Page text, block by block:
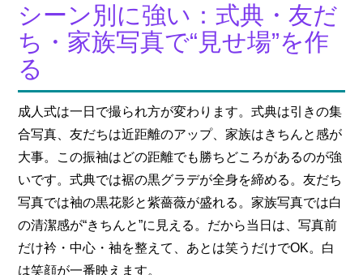
シーン別に強い：式典・友だ
ち・家族写真で“見せ場”を作
る
成人式は一日で撮られ方が変わります。式典は引きの集
合写真、友だちは近距離のアップ、家族はきちんと感が
大事。この振袖はどの距離でも勝ちどころがあるのが強
いです。式典では裾の黒グラデが全身を締める。友だち
写真では袖の黒花影と紫薔薇が盛れる。家族写真では白
の清潔感が“きちんと”に見える。だから当日は、写真前
だけ衿・中心・袖を整えて、あとは笑うだけでOK。白
は笑顔が一番映えます。